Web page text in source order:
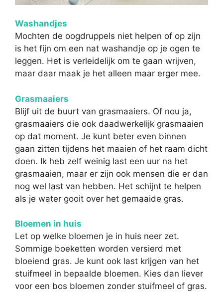
Washandjes
Mochten de oogdruppels niet helpen of op zijn
is het fijn om een nat washandje op je ogen te
leggen. Het is verleidelijk om te gaan wrijven,
maar daar maak je het alleen maar erger mee.
Grasmaaiers
Blijf uit de buurt van grasmaaiers. Of nou ja,
grasmaaiers die ook daadwerkelijk grasmaaien
op dat moment. Je kunt beter even binnen
gaan zitten tijdens het maaien of het raam dicht
doen. Ik heb zelf weinig last een uur na het
grasmaaien, maar er zijn ook mensen die er dan
nog wel last van hebben. Het schijnt te helpen
als je water gooit over het gemaaide gras.
Bloemen in huis
Let op welke bloemen je in huis neer zet.
Sommige boeketten worden versierd met
bloeiend gras. Je kunt ook last krijgen van het
stuifmeel in bepaalde bloemen. Kies dan liever
voor een bos bloemen zonder stuifmeel of gras.